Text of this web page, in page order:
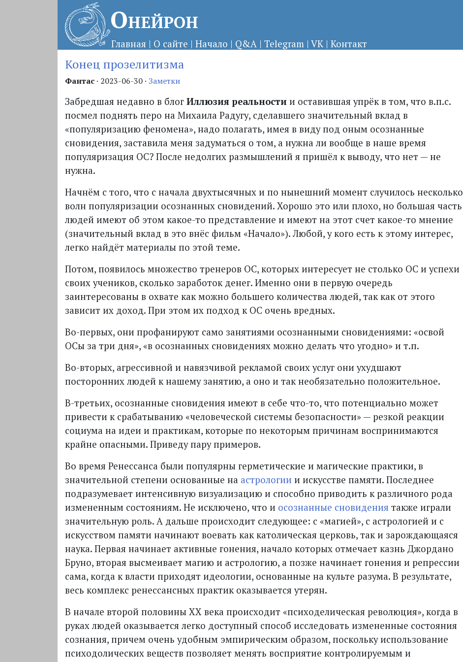
Онейрон
Главная | О сайте |Начало | Q&A |Telegram |VK |Контакт
Конец прозелитизма
Фантас · 2023-06-30 ·Заметки
Забредшая недавно в блогИллюзия реальности и оставившая упрёк в том, что в.п.с.
посмел поднять перо на Михаила Радугу, сделавшего значительный вклад в
«популяризацию феномена», надо полагать, имея в виду под оным осознанные
сновидения, заставила меня задуматься о том, а нужна ли вообще в наше время
популяризация ОС? После недолгих размышлений я пришёл к выводу, что нет — не
нужна.
Начнём с того, что с начала двухтысячных и по нынешний момент случилось несколько
волн популяризации осознанных сновидений. Хорошо это или плохо, но большая часть
людей имеют об этом какое-то представление и имеют на этот счет какое-то мнение
(значительный вклад в это внёс фильм «Начало»). Любой, у кого есть к этому интерес,
легко найдёт материалы по этой теме.
Потом, появилось множество тренеров ОС, которых интересует не столько ОС и успехи
своих учеников, сколько заработок денег. Именно они в первую очередь
заинтересованы в охвате как можно большего количества людей, так как от этого
зависит их доход. При этом их подход к ОС очень вредных.
Во-первых, они профанируют само занятиями осознанными сновидениями: «освой
ОСы за три дня», «в осознанных сновидениях можно делать что угодно» и т.п.
Во-вторых, агрессивной и навязчивой рекламой своих услуг они ухудшают
посторонних людей к нашему занятию, а оно и так необязательно положительное.
В-третьих, осознанные сновидения имеют в себе что-то, что потенциально может
привести к срабатыванию «человеческой системы безопасности» — резкой реакции
социума на идеи и практикам, которые по некоторым причинам воспринимаются
крайне опасными. Приведу пару примеров.
Во время Ренессанса были популярны герметические и магические практики, в
значительной степени основанные на астрологии и искусстве памяти. Последнее
подразумевает интенсивную визуализацию и способно приводить к различного рода
измененным состояниям. Не исключено, что и осознанные сновидения также играли
значительную роль. А дальше происходит следующее: с «магией», с астрологией и с
искусством памяти начинают воевать как католическая церковь, так и зарождающаяся
наука. Первая начинает активные гонения, начало которых отмечает казнь Джордано
Бруно, вторая высмеивает магию и астрологию, а позже начинает гонения и репрессии
сама, когда к власти приходят идеологии, основанные на культе разума. В результате,
весь комплекс ренессансных практик оказывается утерян.
В начале второй половины XX века происходит «психоделическая революция», когда в
руках людей оказывается легко доступный способ исследовать измененные состояния
сознания, причем очень удобным эмпирическим образом, поскольку использование
психодолических веществ позволяет менять восприятие контролируемым и